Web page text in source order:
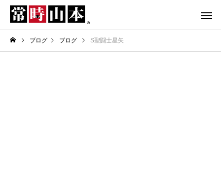
ブログ ブログ S聖闘士星矢